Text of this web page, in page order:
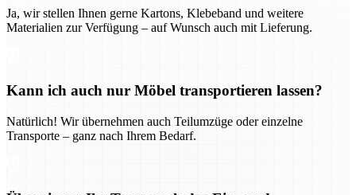
Ja, wir stellen Ihnen gerne Kartons, Klebeband und weitere
Materialien zur Verfügung – auf Wunsch auch mit Lieferung.
Kann ich auch nur Möbel transportieren lassen?
Natürlich! Wir übernehmen auch Teilumzüge oder einzelne
Transporte – ganz nach Ihrem Bedarf.